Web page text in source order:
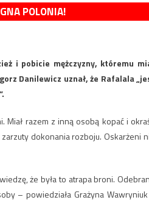
POLONIA!
i pobicie mężczyzny, któremu
Danilewicz uznał, że Rafalala
Miał razem z inną osobą kopać i
dokonania rozboju. Oskarżeni
że była to atrapa broni.
– powiedziała Grażyna